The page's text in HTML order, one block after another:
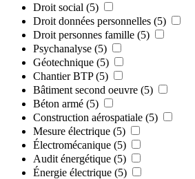
Droit social (5)
Droit données personnelles (5)
Droit personnes famille (5)
Psychanalyse (5)
Géotechnique (5)
Chantier BTP (5)
Bâtiment second oeuvre (5)
Béton armé (5)
Construction aérospatiale (5)
Mesure électrique (5)
Électromécanique (5)
Audit énergétique (5)
Énergie électrique (5)